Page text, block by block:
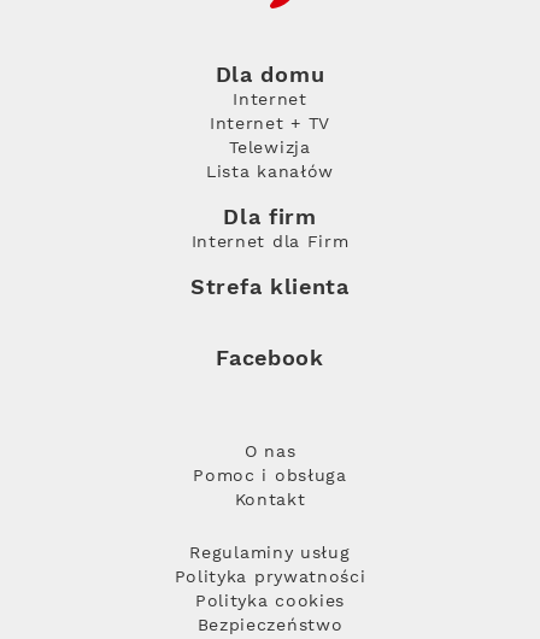
Dla domu
Internet
Internet + TV
Telewizja
Lista kanałów
Dla firm
Internet dla Firm
Strefa klienta
Facebook
O nas
Pomoc i obsługa
Kontakt
Regulaminy usług
Polityka prywatności
Polityka cookies
Bezpieczeństwo